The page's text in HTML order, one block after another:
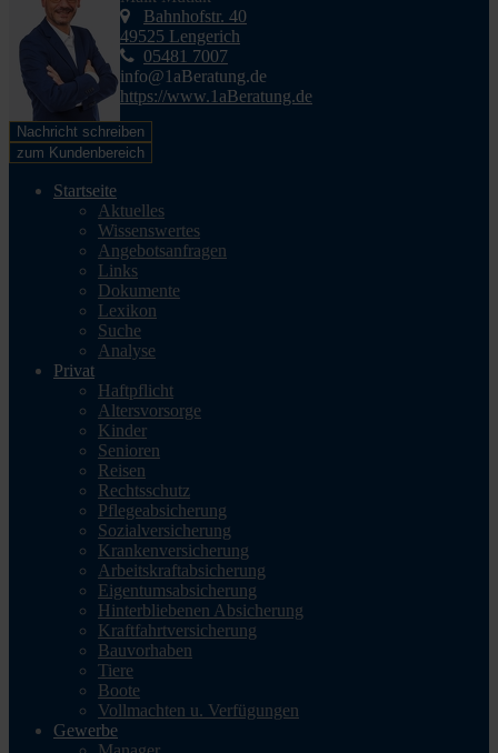
Bahnhofstr. 40
49525 Lengerich
05481 7007
info@1aBeratung.de
https://www.1aBeratung.de
Nachricht schreiben
zum Kundenbereich
Startseite
Aktuelles
Wissenswertes
Angebotsanfragen
Links
Dokumente
Lexikon
Suche
Analyse
Privat
Haftpflicht
Altersvorsorge
Kinder
Senioren
Reisen
Rechtsschutz
Pflegeabsicherung
Sozialversicherung
Krankenversicherung
Arbeitskraftabsicherung
Eigentumsabsicherung
Hinterbliebenen Absicherung
Kraftfahrtversicherung
Bauvorhaben
Tiere
Boote
Vollmachten u. Verfügungen
Gewerbe